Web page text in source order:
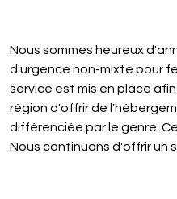
Nous sommes heureux
d'urgence non-mixte pour
service est mis en place
région d'offrir de
différenciée par le genre.
Nous continuons d'offrir un